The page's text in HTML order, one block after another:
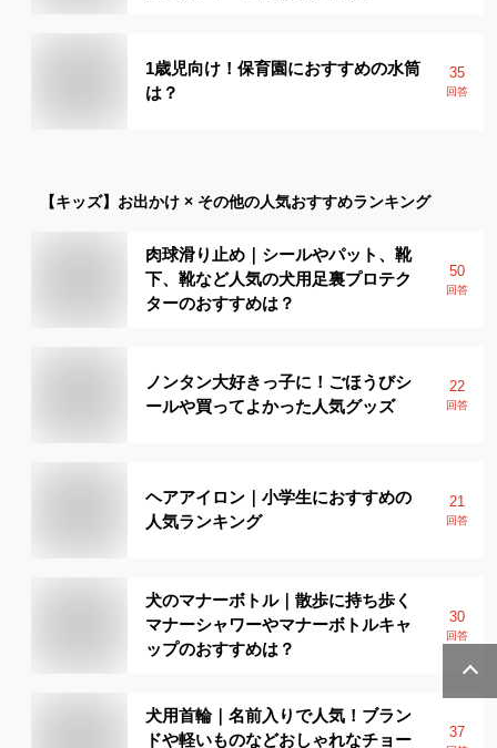
1歳児向け！保育園におすすめの水筒
は？
35
回答
【キッズ】 お出かけ × その他の人気おすすめランキング
肉球滑り止め｜シールやパット、靴
下、靴など人気の犬用足裏プロテク
ターのおすすめは？
50
回答
ノンタン大好きっ子に！ごほうびシ
ールや買ってよかった人気グッズ
22
回答
ヘアアイロン｜小学生におすすめの
人気ランキング
21
回答
犬のマナーボトル｜散歩に持ち歩く
マナーシャワーやマナーボトルキャ
ップのおすすめは？
30
回答
犬用首輪｜名前入りで人気！ブラン
ドや軽いものなどおしゃれなチョー
37